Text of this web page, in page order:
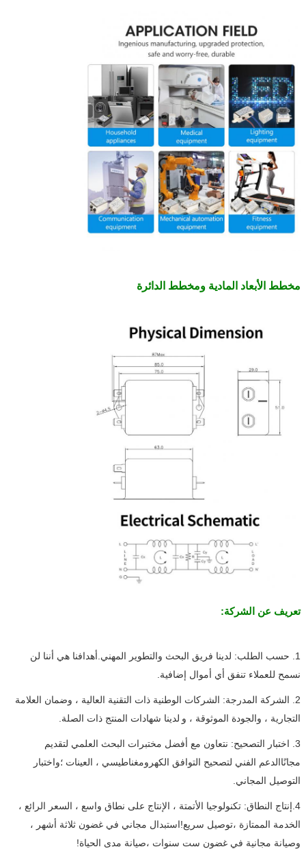
مخطط الأبعاد المادية ومخطط الدائرة
تعريف عن الشركة:
1. حسب الطلب: لدينا فريق البحث والتطوير المهني.أهدافنا هي أننا لن
نسمح للعملاء تنفق أي أموال إضافية.
2. الشركة المدرجة: الشركات الوطنية ذات التقنية العالية ، وضمان العلامة
التجارية ، والجودة الموثوقة ، و لدينا شهادات المنتج ذات الصلة.
3. اختبار التصحيح: نتعاون مع أفضل مختبرات البحث العلمي لتقديم
مجانًاالدعم الفني لتصحيح التوافق الكهرومغناطيسي ، العينات ؛واختبار
التوصيل المجاني.
4.إنتاج النطاق: تكنولوجيا الأتمتة ، الإنتاج على نطاق واسع ، السعر الرائع ،
الخدمة الممتازة ،توصيل سريع!استبدال مجاني في غضون ثلاثة أشهر ،
وصيانة مجانية في غضون ست سنوات ،صيانة مدى الحياة!